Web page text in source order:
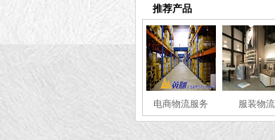
推荐产品
电商物流服务 服装物流